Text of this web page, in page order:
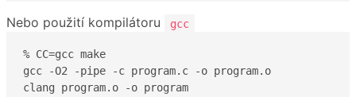
Nebo použití kompilátoru gcc
% CC=gcc make
gcc -O2 -pipe -c program.c -o program.o
clang program.o -o program